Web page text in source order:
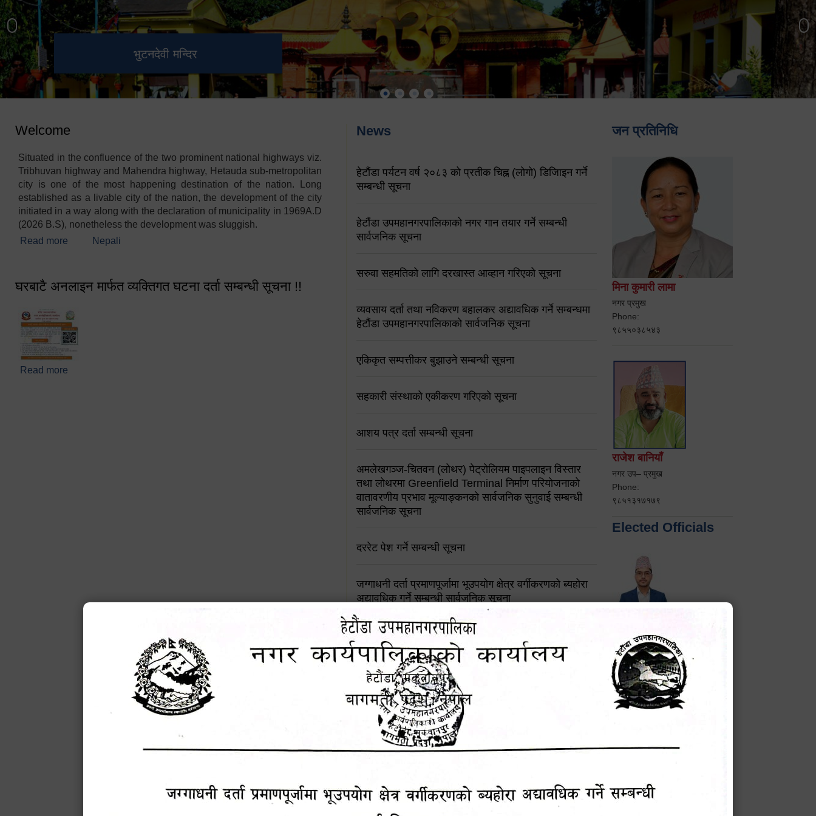
भुटनदेवी मन्दिर
स्मारक
हेटौंडा उपमहानगरपालिका नगर
कार्यपालिकाको कार्यालय
मनकामना डाँडाबाट देखिएको दृश्य
Welcome
Situated in the confluence of the two prominent national highways viz.
Tribhuvan highway and Mahendra highway, Hetauda sub-metropolitan
city is one of the most happening destination of the nation. Long
established as a livable city of the nation, the development of the city
initiated in a way along with the declaration of municipality in 1969A.D
(2026 B.S), nonetheless the development was sluggish.
Read more about Welcome
Nepali
घरबाटै अनलाइन मार्फत व्यक्तिगत घटना दर्ता सम्बन्धी सूचना !!
Read more
News
हेटौंडा पर्यटन वर्ष २०८३ को प्रतीक चिह्न (लोगो) डिजिाइन गर्ने
सम्बन्धी सूचना
हेटौंडा उपमहानगरपालिकाको नगर गान तयार गर्ने सम्बन्धी
सार्वजनिक सूचना
सरुवा सहमतिको लागि दरखास्त आव्हान गरिएको सूचना
व्यवसाय दर्ता तथा नविकरण बहालकर अद्यावधिक गर्ने सम्बन्धमा
हेटौंडा उपमहानगरपालिकाको सार्वजनिक सूचना
एकिकृत सम्पत्तीकर बुझाउने सम्बन्धी सूचना
सहकारी संस्थाको एकीकरण गरिएको सूचना
आशय पत्र दर्ता सम्बन्धी सूचना
अमलेखगञ्ज-चितवन (लोथर) पेट्रोलियम पाइपलाइन विस्तार
तथा लोथरमा Greenfield Terminal निर्माण परियोजनाको
वातावरणीय प्रभाव मूल्याङ्कनको सार्वजनिक सुनुवाई सम्बन्धी
सार्वजनिक सूचना
दररेट पेश गर्ने सम्बन्धी सूचना
जग्गाधनी दर्ता प्रमाणपूर्जामा भूउपयोग क्षेत्र वर्गीकरणको ब्यहोरा
अद्यावधिक गर्ने सम्बन्धी सार्वजनिक सूचना
आशय पत्र दर्ता सम्बन्धी सूचना
शिक्षक सरुवा सहमतिका लागि दरखास्त आव्हान सम्बन्धी सूचना !
हेटौंडा उपमहानगरपालिकाको सूची दर्ता सम्बन्धी सूचना
चुरियामाई सुरुङको संरक्षण तथा व्यवस्थापनको जिम्मेवारी
पोषाक र परिचयपत्र अनिवार्य लगाउने सम्बन्धमा ।
जन प्रतिनिधि
मिना कुमारी लामा
नगर प्रमुख
Phone:
९८५५०३८५४३
राजेश बानियाँ
नगर उप– प्रमुख
Phone:
९८५१३१७१७९
Elected Officials
प्रमुख प्रशासकीय अधिकृत
Phone: 9855010111
सविन न्यौपाने